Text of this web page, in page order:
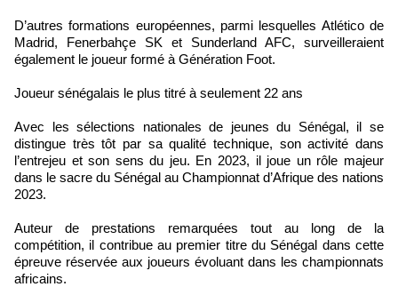
D’autres formations européennes, parmi lesquelles Atlético de
Madrid, Fenerbahçe SK et Sunderland AFC, surveilleraient
également le joueur formé à Génération Foot.
Joueur sénégalais le plus titré à seulement 22 ans
Avec les sélections nationales de jeunes du Sénégal, il se
distingue très tôt par sa qualité technique, son activité dans
l’entrejeu et son sens du jeu. En 2023, il joue un rôle majeur
dans le sacre du Sénégal au Championnat d’Afrique des nations
2023.
Auteur de prestations remarquées tout au long de la
compétition, il contribue au premier titre du Sénégal dans cette
épreuve réservée aux joueurs évoluant dans les championnats
africains.